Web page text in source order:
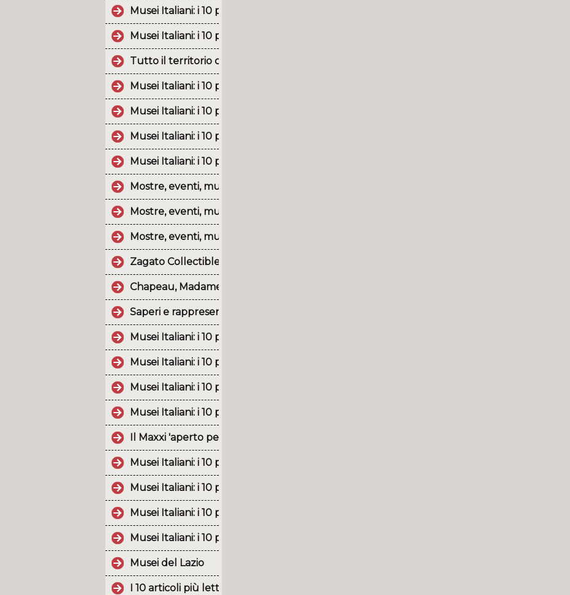
Musei Italiani: i 10 post più popolari del mese di Giugno 2014.
Musei Italiani: i 10 post più popolari del mese di Luglio 2014.
Tutto il territorio calabrese è ricco di significative opere museali.
Musei Italiani: i 10 post più popolari del mese di Agosto 2014.
Musei Italiani: i 10 post più popolari del mese di Settembre 2014
Musei Italiani: i 10 post più popolari del mese di Dicembre 2014.
Musei Italiani: i 10 post più popolari del mese di Gennaio 2015
Mostre, eventi, musei e monumenti: Colosseo, Sotterranei e Terzo Ordine
Mostre, eventi, musei e monumenti: Progetto Domus Aurea. Visita al cantiere di restauro
Mostre, eventi, musei e monumenti: Progetto Domus Aurea. Bimillenario di Augusto
Zagato Collectibles and Design since 1919
Chapeau, Madame! Cappelli di signore torinesi 1920-1970.
Saperi e rappresentazioni del territorio a Torino, 1848-1911.
Musei Italiani: i 10 post più popolari del mese di Febbraio 2015.
Musei Italiani: i 10 post più popolari del mese di Marzo 2015.
Musei Italiani: i 10 post più popolari del mese di Aprile 2015.
Musei Italiani: i 10 post più popolari del mese di Giugno 2015.
Il Maxxi 'aperto per ferie' anche a Ferragosto
Musei Italiani: i 10 post più popolari del mese di Luglio 2015
Musei Italiani: i 10 post più popolari del mese di Ottobre 2015.
Musei Italiani: i 10 post più popolari del mese di Novembre 2015.
Musei Italiani: i 10 post più popolari del mese di Dicembre 2015.
Musei del Lazio
I 10 articoli più letti nel 2017 su Musei Italiani, tra mostre, eventi e monumenti